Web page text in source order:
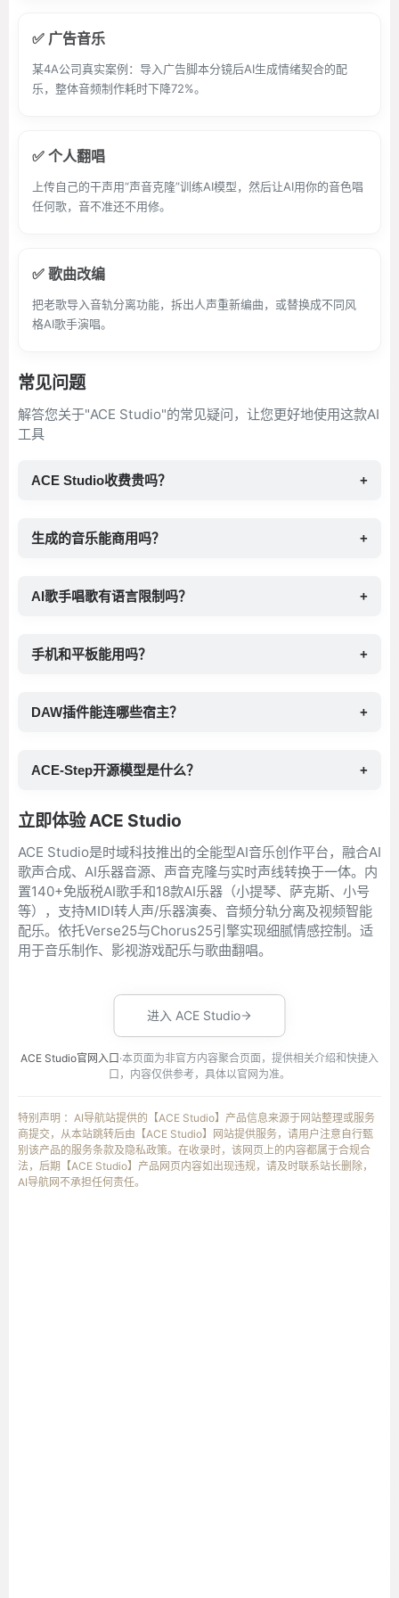
✅ 广告音乐
某4A公司真实案例：导入广告脚本分镜后AI生成情绪契合的配
乐，整体音频制作耗时下降72%。
✅ 个人翻唱
上传自己的干声用“声音克隆”训练AI模型，然后让AI用你的音色唱
任何歌，音不准还不用修。
✅ 歌曲改编
把老歌导入音轨分离功能，拆出人声重新编曲，或替换成不同风
格AI歌手演唱。
常见问题
解答您关于"ACE Studio"的常见疑问，让您更好地使用这款AI
工具
ACE Studio收费贵吗？ +
生成的音乐能商用吗？ +
AI歌手唱歌有语言限制吗？ +
手机和平板能用吗？ +
DAW插件能连哪些宿主？ +
ACE-Step开源模型是什么？ +
立即体验 ACE Studio
ACE Studio是时域科技推出的全能型AI音乐创作平台，融合AI
歌声合成、AI乐器音源、声音克隆与实时声线转换于一体。内
置140+免版税AI歌手和18款AI乐器（小提琴、萨克斯、小号
等），支持MIDI转人声/乐器演奏、音频分轨分离及视频智能
配乐。依托Verse25与Chorus25引擎实现细腻情感控制。适
用于音乐制作、影视游戏配乐与歌曲翻唱。
进入 ACE Studio
ACE Studio官网入口 ·本页面为非官方内容聚合页面，提供相关介绍和快捷入
口，内容仅供参考，具体以官网为准。
特别声明 ：AI导航站提供的【ACE Studio】产品信息来源于网站整理或服务
商提交，从本站跳转后由【ACE Studio】网站提供服务，请用户注意自行甄
别该产品的服务条款及隐私政策。在收录时，该网页上的内容都属于合规合
法，后期【ACE Studio】产品网页内容如出现违规，请及时联系站长删除，
AI导航网不承担任何责任。